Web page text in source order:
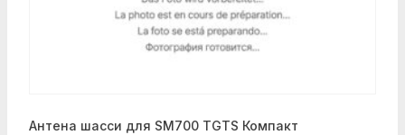
Антена шасси для SM700 TGTS Компакт